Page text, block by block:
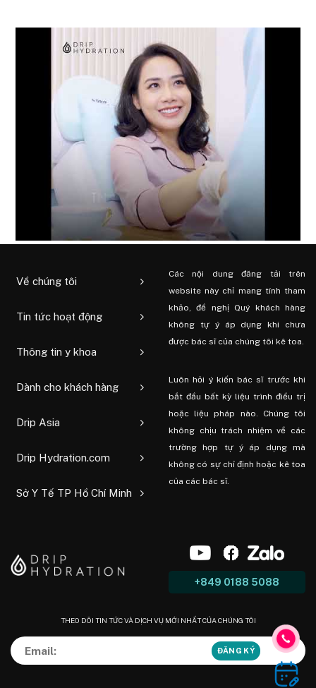
Về chúng tôi
Tin tức hoạt động
Thông tin y khoa
Dành cho khách hàng
Drip Asia
Drip Hydration.com
Sở Y Tế TP Hồ Chí Minh
Các nội dung đăng tải trên
website này chỉ mang tính tham
khảo, đề nghị Quý khách hàng
không tự ý áp dụng khi chưa
được bác sĩ của chúng tôi kê toa.
Luôn hỏi ý kiến ​​bác sĩ trước khi
bắt đầu bất kỳ liệu trình điều trị
hoặc liệu pháp nào. Chúng tôi
không chịu trách nhiệm về các
trường hợp tự ý áp dụng mà
không có sự chỉ định hoặc kê toa
của các bác sĩ.
+849 0188 5088
THEO DÕI TIN TỨC VÀ DỊCH VỤ MỚI NHẤT CỦA CHÚNG TÔI